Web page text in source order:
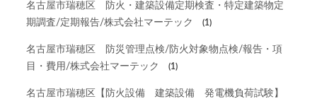
名古屋市瑞穂区 防火・建築設備定期検査・特定建築物定
期調査/定期報告/株式会社マーテック
(1)
名古屋市瑞穂区 防災管理点検/防火対象物点検/報告・項
目・費用/株式会社マーテック
(1)
名古屋市瑞穂区【防火設備 建築設備 発電機負荷試験】